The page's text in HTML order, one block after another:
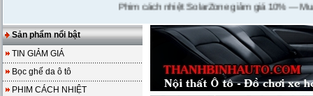
Phim cách nhiệt SolarZone giảm giá 10%---Mua
Sản phẩm nổi bật
TIN GIẢM GIÁ
Bọc ghế da ô tô
PHIM CÁCH NHIỆT